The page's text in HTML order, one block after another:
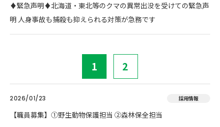
♦️緊急声明♦️北海道・東北等のクマの異常出没を受けての緊急声
明 人身事故も捕殺も抑えられる対策が急務です
1 2
2026/01/23 採用情報
【職員募集】①野生動物保護担当 ②森林保全担当